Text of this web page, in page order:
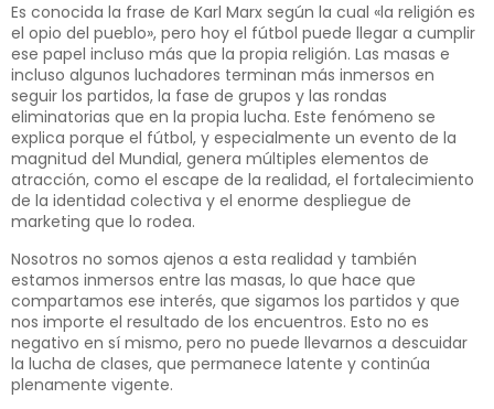
Es conocida la frase de Karl Marx según la cual «la religión es
el opio del pueblo», pero hoy el fútbol puede llegar a cumplir
ese papel incluso más que la propia religión. Las masas e
incluso algunos luchadores terminan más inmersos en
seguir los partidos, la fase de grupos y las rondas
eliminatorias que en la propia lucha. Este fenómeno se
explica porque el fútbol, y especialmente un evento de la
magnitud del Mundial, genera múltiples elementos de
atracción, como el escape de la realidad, el fortalecimiento
de la identidad colectiva y el enorme despliegue de
marketing que lo rodea.
Nosotros no somos ajenos a esta realidad y también
estamos inmersos entre las masas, lo que hace que
compartamos ese interés, que sigamos los partidos y que
nos importe el resultado de los encuentros. Esto no es
negativo en sí mismo, pero no puede llevarnos a descuidar
la lucha de clases, que permanece latente y continúa
plenamente vigente.